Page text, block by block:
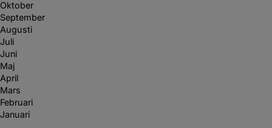
Oktober
September
Augusti
Juli
Juni
Maj
April
Mars
Februari
Januari